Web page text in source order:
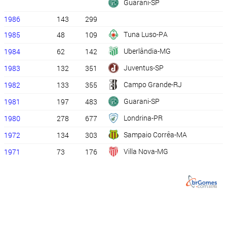
Guarani-SP
1986
143
299
1985
48 109
Tuna Luso-PA
1984
62 142
Uberlândia-MG
1983
132 351
Juventus-SP
1982
133 355
Campo Grande-RJ
1981
197 483
Guarani-SP
1980
278 677
Londrina-PR
1972
134 303
Sampaio Corrêa-MA
1971
73 176 Villa Nova-MG